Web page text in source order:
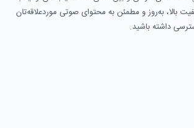
بالا، به‌روز و مطمئن به محتوای صوتی موردعلاقه‌تان
داشته باشید.